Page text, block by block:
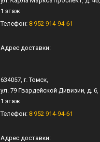
1 этаж
Телефон: 8 952 914-94-61
Адрес доставки:
634057, г.Томск,
ул. 79 Гвардейской Дивизии, д. 6​,
1 этаж
Телефон: 8 952 914-94-61
Адрес доставки: